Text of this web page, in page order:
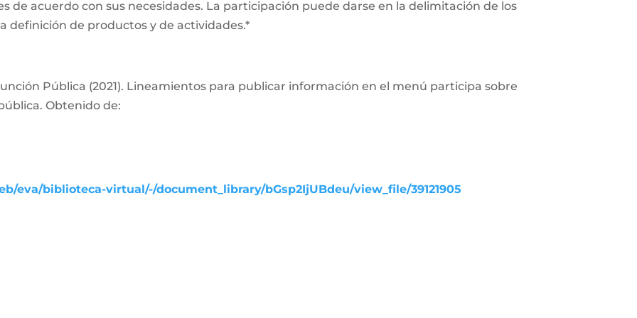
de acuerdo con sus necesidades. La participación puede darse en la delimitación de los
definición de productos y de actividades.*
Pública (2021). Lineamientos para publicar información en el menú participa sobre
Obtenido de:
eva/biblioteca-virtual/-/document_library/bGsp2IjUBdeu/view_file/39121905